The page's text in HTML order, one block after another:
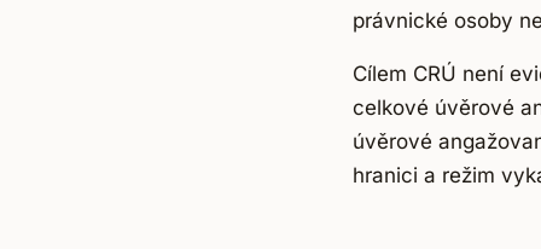
právnické osoby
Cílem CRÚ není
celkové úvěrové
úvěrové
hranici a režim